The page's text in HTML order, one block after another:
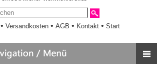
•Versandkosten •AGB • Kontakt •Start